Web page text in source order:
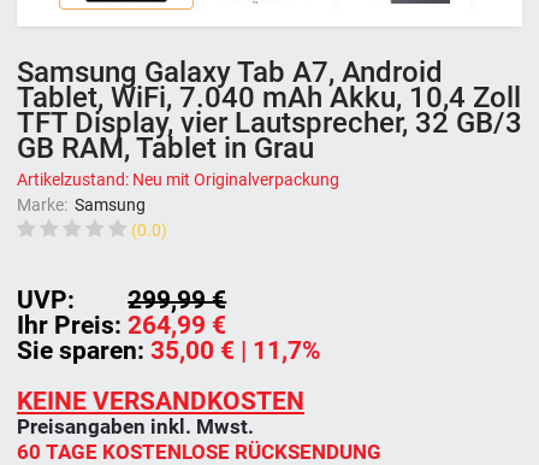
Samsung Galaxy Tab A7, Android
Tablet, WiFi, 7.040 mAh Akku, 10,4 Zoll
TFT Display, vier Lautsprecher, 32 GB/3
GB RAM, Tablet in Grau
Artikelzustand: Neu mit Originalverpackung
Marke: Samsung
(0.0)
Ihr Preis: 264,99 €
UVP:
299,99 €
Sie sparen: 35,00 € | 11,7%
KEINE VERSANDKOSTEN
Preisangaben inkl. Mwst.
60 TAGE KOSTENLOSE RÜCKSENDUNG